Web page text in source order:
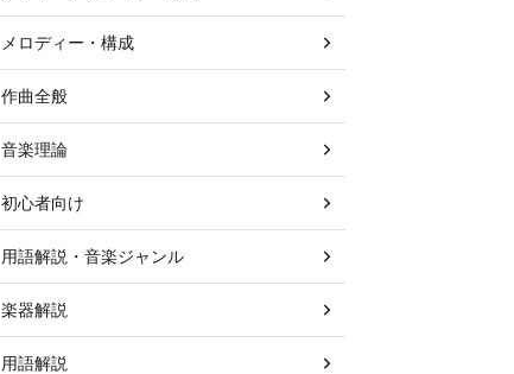
メロディー・構成
作曲全般
音楽理論
初心者向け
用語解説・音楽ジャンル
楽器解説
用語解説